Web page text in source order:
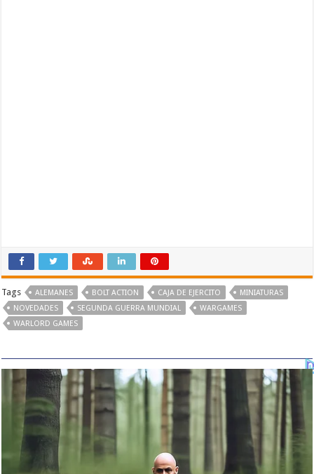
Tags ALEMANES BOLT ACTION CAJA DE EJERCITO
MINIATURAS
NOVEDADES
SEGUNDA GUERRA MUNDIAL
WARGAMES
WARLORD GAMES